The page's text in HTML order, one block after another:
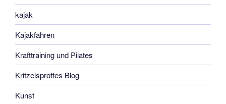
kajak
Kajakfahren
Krafttraining und Pilates
Kritzelsprottes Blog
Kunst